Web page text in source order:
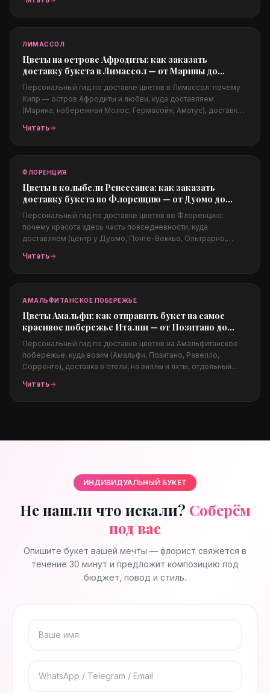
подходят жаркому и ветреному климату, цены в долларах и
ЛИМАССОЛ
Цветы на острове Афродиты: как заказать
доставку букета в Лимассол — от Марины до
набережной Молос
Персональный гид по доставке цветов в Лимассол: почему
Кипр — остров Афродиты и любви, куда доставляем
(Марина, набережная Молос, Гермасойя, Аматус), доставка в
жаркому климату, цены в евро и заказ из-за границы.
Читать
ФЛОРЕНЦИЯ
Цветы в колыбели Ренессанса: как заказать
доставку букета во Флоренцию — от Дуомо до
Понте-Веккьо
Персональный гид по доставке цветов во Флоренцию:
почему красота здесь часть повседневности, куда
доставляем (центр у Дуомо, Понте-Веккьо, Ольтрарно,
годовщины, предложения на закате), цены в евро и заказ из-
Читать
АМАЛЬФИТАНСКОЕ ПОБЕРЕЖЬЕ
Цветы Амальфи: как отправить букет на самое
красивое побережье Италии — от Позитано до
Равелло
Персональный гид по доставке цветов на Амальфитанское
побережье: куда возим (Амальфи, Позитано, Равелло,
Сорренто), доставка в отели, на виллы и яхты, отдельный
какие цветы подходят климату, цены в евро и заказ из-за
Читать
ИНДИВИДУАЛЬНЫЙ БУКЕТ
Не нашли что искали? Соберём
под вас
Опишите букет вашей мечты — флорист свяжется в
течение 30 минут и предложит композицию под
бюджет, повод и стиль.